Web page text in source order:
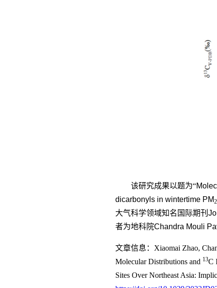
该研究成果以题为“
dicarbonyls in wintertime PM
大气科学领域知名国际期刊
者为地科院Chandra Mouli
文章信息 ： Xiaomai Zhao,
Molecular Distributions and 13C
Sites Over Northeast Asia: